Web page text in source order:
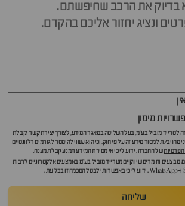
בדיוק את הרכב שחיפשתם.
ונציג יחזור אליכם בהקדם.
מימון
לטרייד מוביל בע"מ, בעל השליטה במאגר המידע, לצורך יצירת קשר וקבלת
מחויב/ת למסור מידע זה על פי חוק, וכי הוא עשוי להימסר לגורמים רלוונטיים
הפרטיותשל החברה. ידוע לי כי אי מסירת המידע תמנע קבלת מענה.
וחומרים שיווקיים מטרייד מוביל בע"מ באמצעים אלקטרוניים לרבות
שליחה